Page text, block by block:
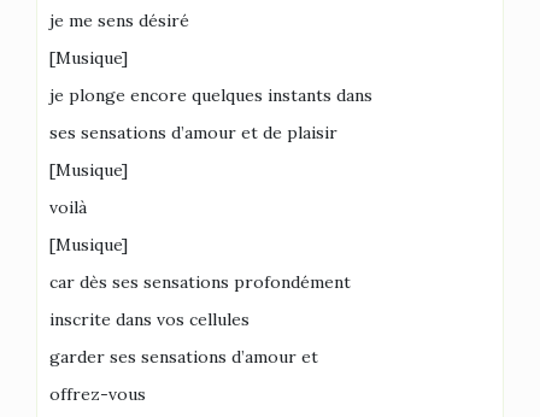
je me sens désiré
[Musique]
je plonge encore quelques instants dans
ses sensations d’amour et de plaisir
[Musique]
voilà
[Musique]
car dès ses sensations profondément
inscrite dans vos cellules
garder ses sensations d’amour et
offrez-vous